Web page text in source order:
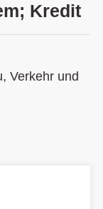
Kredit
Verkehr und